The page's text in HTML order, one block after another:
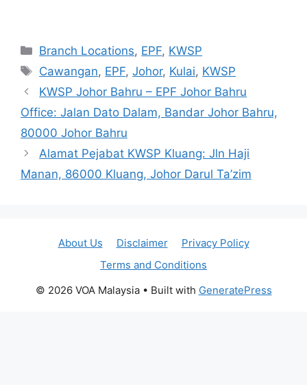
Categories
Branch Locations, EPF, KWSP
Tags
Cawangan, EPF,Johor, Kulai, KWSP
KWSP Johor Bahru – EPF Johor Bahru
Office: Jalan Dato Dalam, Bandar Johor Bahru,
80000 Johor Bahru
Alamat Pejabat KWSP Kluang: Jln Haji
Manan, 86000 Kluang, Johor Darul Ta’zim
About Us Disclaimer
Privacy Policy
Terms and Conditions
© 2026 VOA Malaysia• Built with GeneratePress